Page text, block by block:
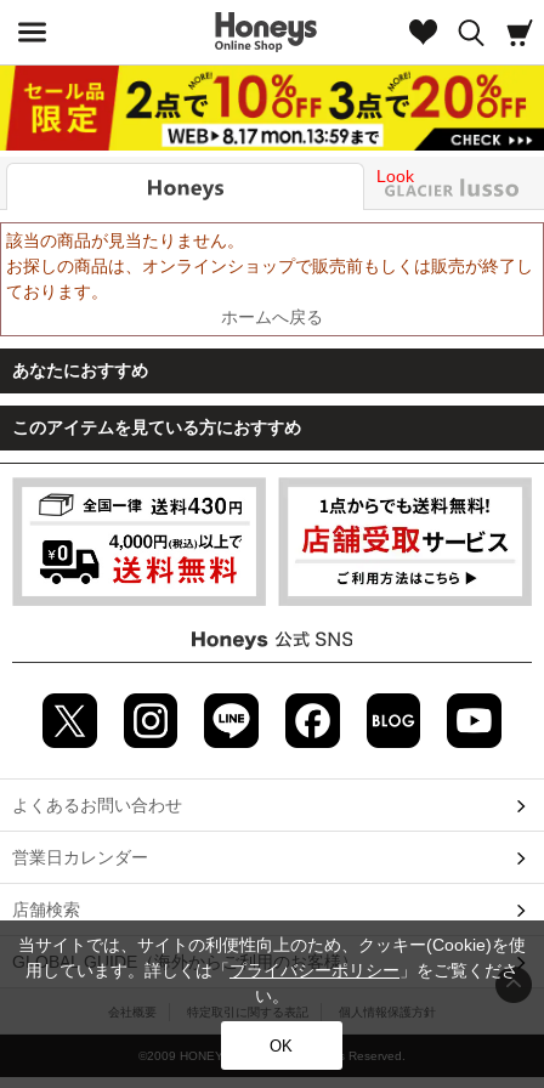
Look
該当の商品が見当たりません。
お探しの商品は、オンラインショップで販売前もしくは販売が終了し
ております。
ホームへ戻る
あなたにおすすめ
このアイテムを見ている方におすすめ
よくあるお問い合わせ
営業日カレンダー
店舗検索
GLOBAL GUIDE（海外からご利用のお客様）
会社概要 特定取引に関する表記 個人情報保護方針
©2009 HONEYS CO., LTD. All Rights Reserved.
当サイトでは、サイトの利便性向上のため、クッキー(Cookie)を使
用しています。詳しくは「プライバシーポリシー 」をご覧くださ
い。
OK